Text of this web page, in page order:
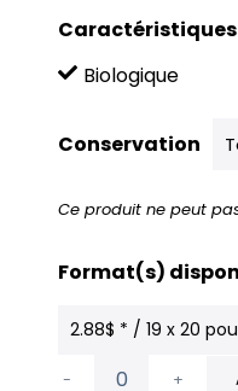
Biologique
Conservation
Ce produit ne peut
Format(s)
2.88$ * / 19 x 20
- +